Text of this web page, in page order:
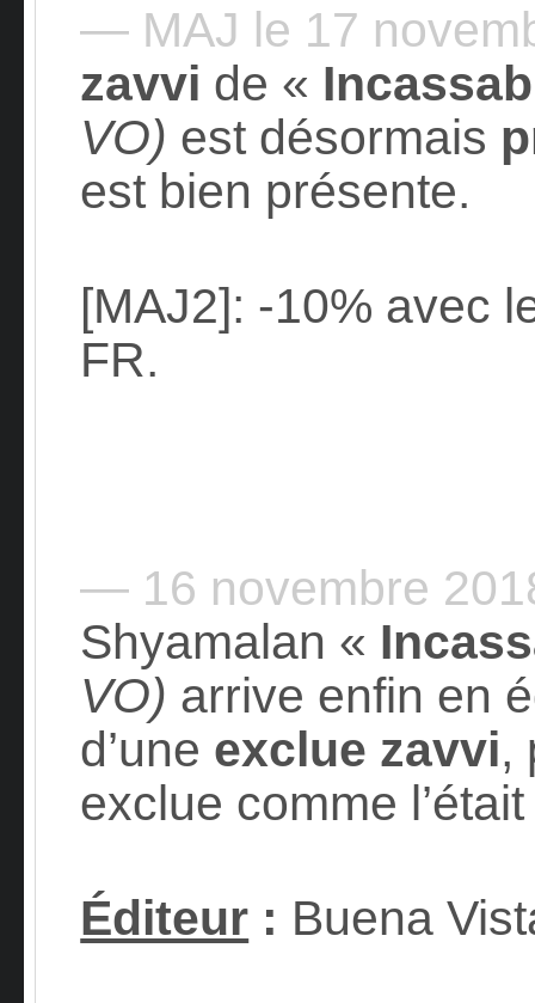
— MAJ le 17
zavvi de «
VO) est désormais
est bien présente.
[MAJ2]: -10% avec
FR.
— 16 novembre
Shyamalan «
VO) arrive enfin en
d’une exclue zavvi,
exclue comme
Éditeur : Buena